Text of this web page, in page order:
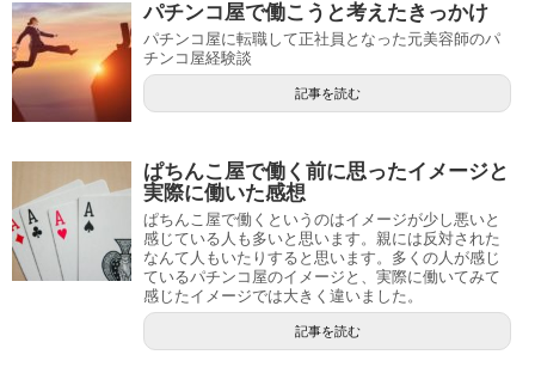
パチンコ屋で働こうと考えたきっかけ
パチンコ屋に転職して正社員となった元美容師のパ
チンコ屋経験談
記事を読む
ぱちんこ屋で働く前に思ったイメージと
実際に働いた感想
ぱちんこ屋で働くというのはイメージが少し悪いと
感じている人も多いと思います。親には反対された
なんて人もいたりすると思います。多くの人が感じ
ているパチンコ屋のイメージと、実際に働いてみて
感じたイメージでは大きく違いました。
記事を読む